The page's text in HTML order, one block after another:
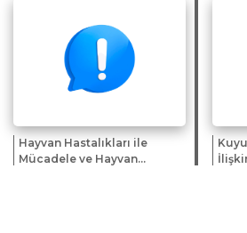
İlişkin Genelge
Hayvan Hastalıkları ile
Mücadele ve Hayvan